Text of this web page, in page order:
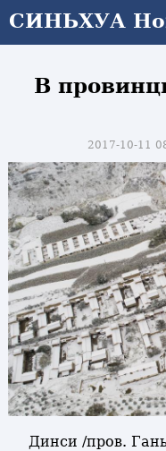
СИНЬХУА
В
2017-10-11
Динси /пров.